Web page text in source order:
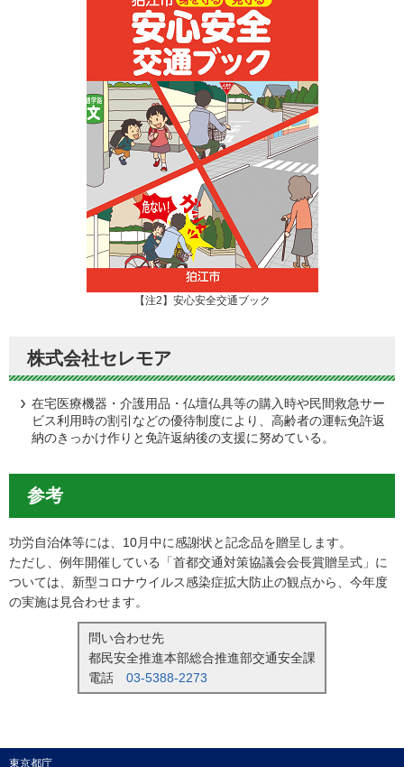
【注2】安心安全交通ブック
株式会社セレモア
在宅医療機器・介護用品・仏壇仏具等の購入時や民間救急サー
ビス利用時の割引などの優待制度により、高齢者の運転免許返
納のきっかけ作りと免許返納後の支援に努めている。
参考
功労自治体等には、10月中に感謝状と記念品を贈呈します。
ただし、例年開催している「首都交通対策協議会会長賞贈呈式」に
ついては、新型コロナウイルス感染症拡大防止の観点から、今年度
の実施は見合わせます。
問い合わせ先
都民安全推進本部総合推進部交通安全課
電話 03-5388-2273
東京都庁